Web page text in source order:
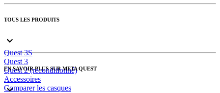
TOUS LES PRODUITS
Quest 3S
Quest 3
Quest 2 (reconditionné)
Accessoires
Comparer les casques
EN SAVOIR PLUS SUR META QUEST